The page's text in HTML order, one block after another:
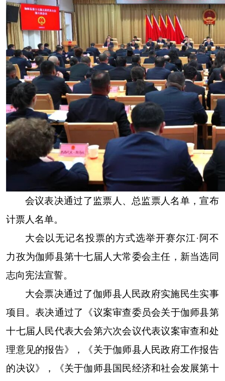
会议表决通过了监票人、总监票人名单，宣布
计票人名单。
大会以无记名投票的方式选举开赛尔江·阿不
力孜为伽师县第十七届人大常委会主任，新当选同
志向宪法宣誓。
大会票决通过了伽师县人民政府实施民生实事
项目。表决通过了《议案审查委员会关于伽师县第
十七届人民代表大会第六次会议代表议案审查和处
理意见的报告》，《关于伽师县人民政府工作报告
的决议》，《关于伽师县国民经济和社会发展第十